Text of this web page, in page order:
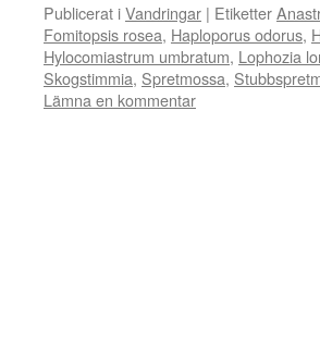
Publicerat iVandringar | Etiketter
Fomitopsis rosea, Haploporus odorus,
Hylocomiastrum umbratum, Lophozia
Skogstimmia, Spretmossa,
Lämna en kommentar